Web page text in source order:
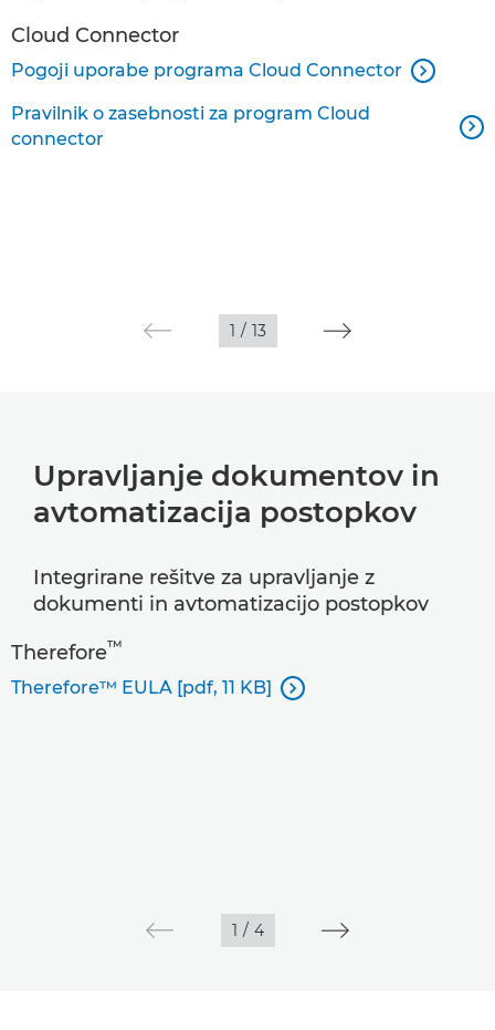
Programska oprema za komercialno tiskanje
Programi
Cloud Connector
Pogoji uporabe programa Cloud Connector 
Pravilnik o zasebnosti za program Cloud
connector

1 / 13
Upravljanje dokumentov in
avtomatizacija postopkov
Integrirane rešitve za upravljanje z
dokumenti in avtomatizacijo postopkov
Therefore™
Therefore™ EULA [pdf, 11 KB] 
1 / 4